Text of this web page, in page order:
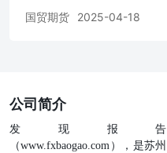
国贸期货 2025-04-18
公司简介
发现报告
（www.fxbaogao.com），是苏州